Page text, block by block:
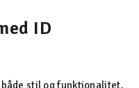
ID
både stil og funktionalitet.